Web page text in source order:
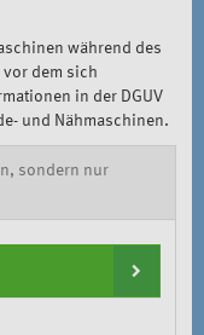
während des
dem sich
in der DGUV
und Nähmaschinen.
sondern nur